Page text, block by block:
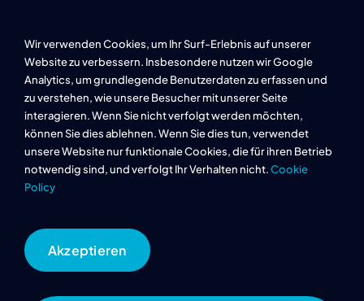
Referenzen
FAQ
Datenschutz
Impressum
Cookie Richtlinie
Wir verwenden Cookies, um Ihr Surf-Erlebnis auf unserer
Website zu verbessern. Insbesondere nutzen wir Google
Analytics, um grundlegende Benutzerdaten zu erfassen und
zu verstehen, wie unsere Besucher mit unserer Seite
interagieren. Wenn Sie nicht verfolgt werden möchten,
können Sie dies ablehnen. Wenn Sie dies tun, verwendet
unsere Website nur funktionale Cookies, die für ihren Betrieb
notwendig sind, und verfolgt Ihr Verhalten nicht.Cookie
Policy
Akzeptieren